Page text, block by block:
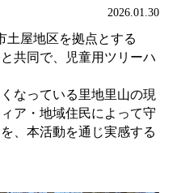
2026.01.30
土屋地区を拠点とする
共同で、児童用ツリーハ
なっている里地里山の現
ア・地域住民によって守
、本活動を通じ実感する